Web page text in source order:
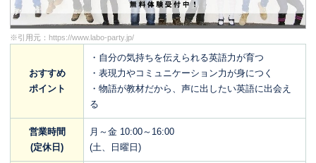
※引用元： https://www.labo-party.jp/
おすすめ
ポイント
・自分の気持ちを伝えられる英語力が育つ
・表現力やコミュニケーション力が身につく
・物語が教材だから、声に出したい英語に出会え
る
営業時間
(定休日)
月～金 10:00～16:00
(土、日曜日)